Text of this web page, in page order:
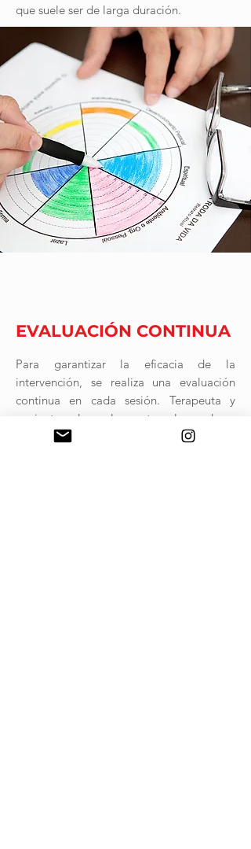
que suele ser de larga duración.
EVALUACIÓN CONTINUA
Para garantizar la eficacia de la
intervención, se realiza una evaluación
continua en cada sesión. Terapeuta y
paciente valoran las metas alcanzadas y
se ponen sobre la mesa las dificultades